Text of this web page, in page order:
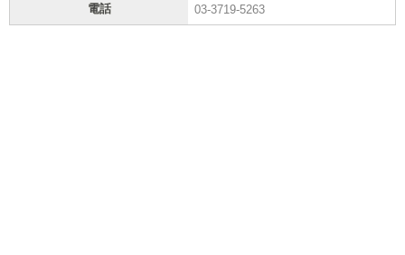
電話 03-3719-5263